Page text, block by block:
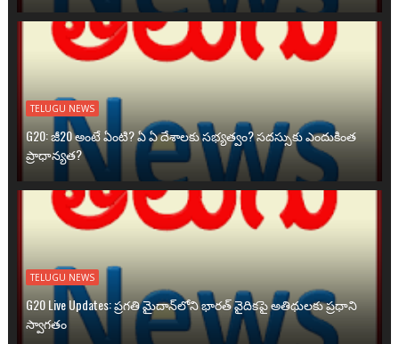
TELUGU NEWS
G20: జీ20 అంటే ఏంటి? ఏ ఏ దేశాలకు సభ్యత్వం? సదస్సుకు ఎందుకింత
ప్రాధాన్యత?
TELUGU NEWS
G20 Live Updates: ప్రగతి మైదాన్‌లోని భారత్ వైదికపై అతిథులకు ప్రధాని
స్వాగతం